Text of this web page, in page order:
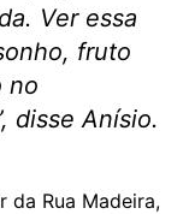
Ver essa
fruto
no
disse Anísio.
da Rua Madeira,